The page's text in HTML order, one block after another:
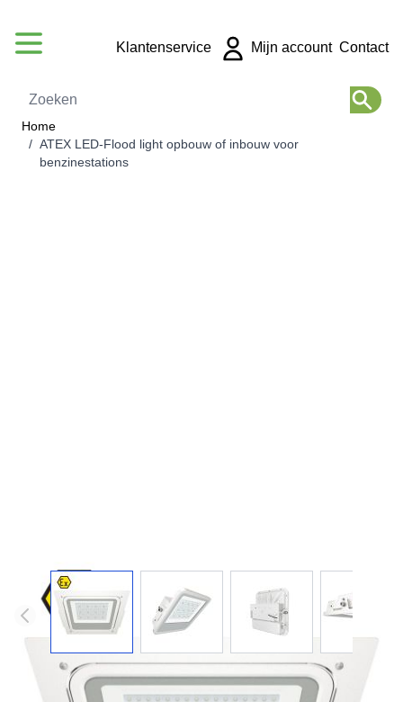
Zoeken
Klantenservice Mijn account Contact
Home
/ ATEX LED-Flood light opbouw of inbouw voor
benzinestations
ATEX LED-Flood light opbouw of inbouw